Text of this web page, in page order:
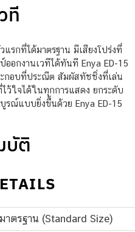
ที
รกที่ได้มาตรฐาน มีเสียงโปร่งที่
ออกงานเวทีได้ทันที Enya ED-15
กอบที่ประณีต สัมผัสทัชชิ่งที่เล่น
ว้ใจได้ในทุกการแสดง ยกระดับ
รณ์แบบยิ่งขึ้นด้วย Enya ED-15
บัติ
าตรฐาน (Standard Size)